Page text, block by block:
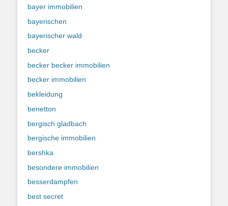
bayer immobilien
bayerischen
bayerischer wald
becker
becker becker immobilien
becker immobilien
bekleidung
benetton
bergisch gladbach
bergische immobilien
bershka
besondere immobilien
besserdampfen
best secret